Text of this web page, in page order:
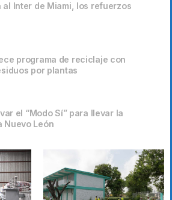
al Inter de Miami, los refuerzos
programa de reciclaje con
por plantas
el “Modo Sí” para llevar la
Nuevo León